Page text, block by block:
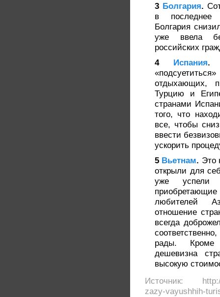
3 Болгария.
в последнее
Болгария
уже ввела
российских
4 Испания.
отдыхающих,
Турцию и
странами
того, что
все, чтобы
ввести
ускорить
5 Вьетнам. Это
открыли для
уже успели
любителей
отношение
всегда
рады. Кроме
дешевизна
высокую
Источник: http://
zazy-vayushhih-